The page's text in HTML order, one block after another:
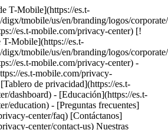
T-Mobile](https://es.t-
tmobile/us/en/branding/logos/
es.t-mobile.com/privacy-center) [!
T-Mobile](https://es.t-
tmobile/us/en/branding/logos/
es.t-mobile.com/privacy-center) -
es.t-mobile.com/privacy-
de privacidad](https://es.t-
dashboard) - [Educación](https://es.t-
education) - [Preguntas frecuentes]
center/faq) [Contáctanos]
center/contact-us) Nuestras